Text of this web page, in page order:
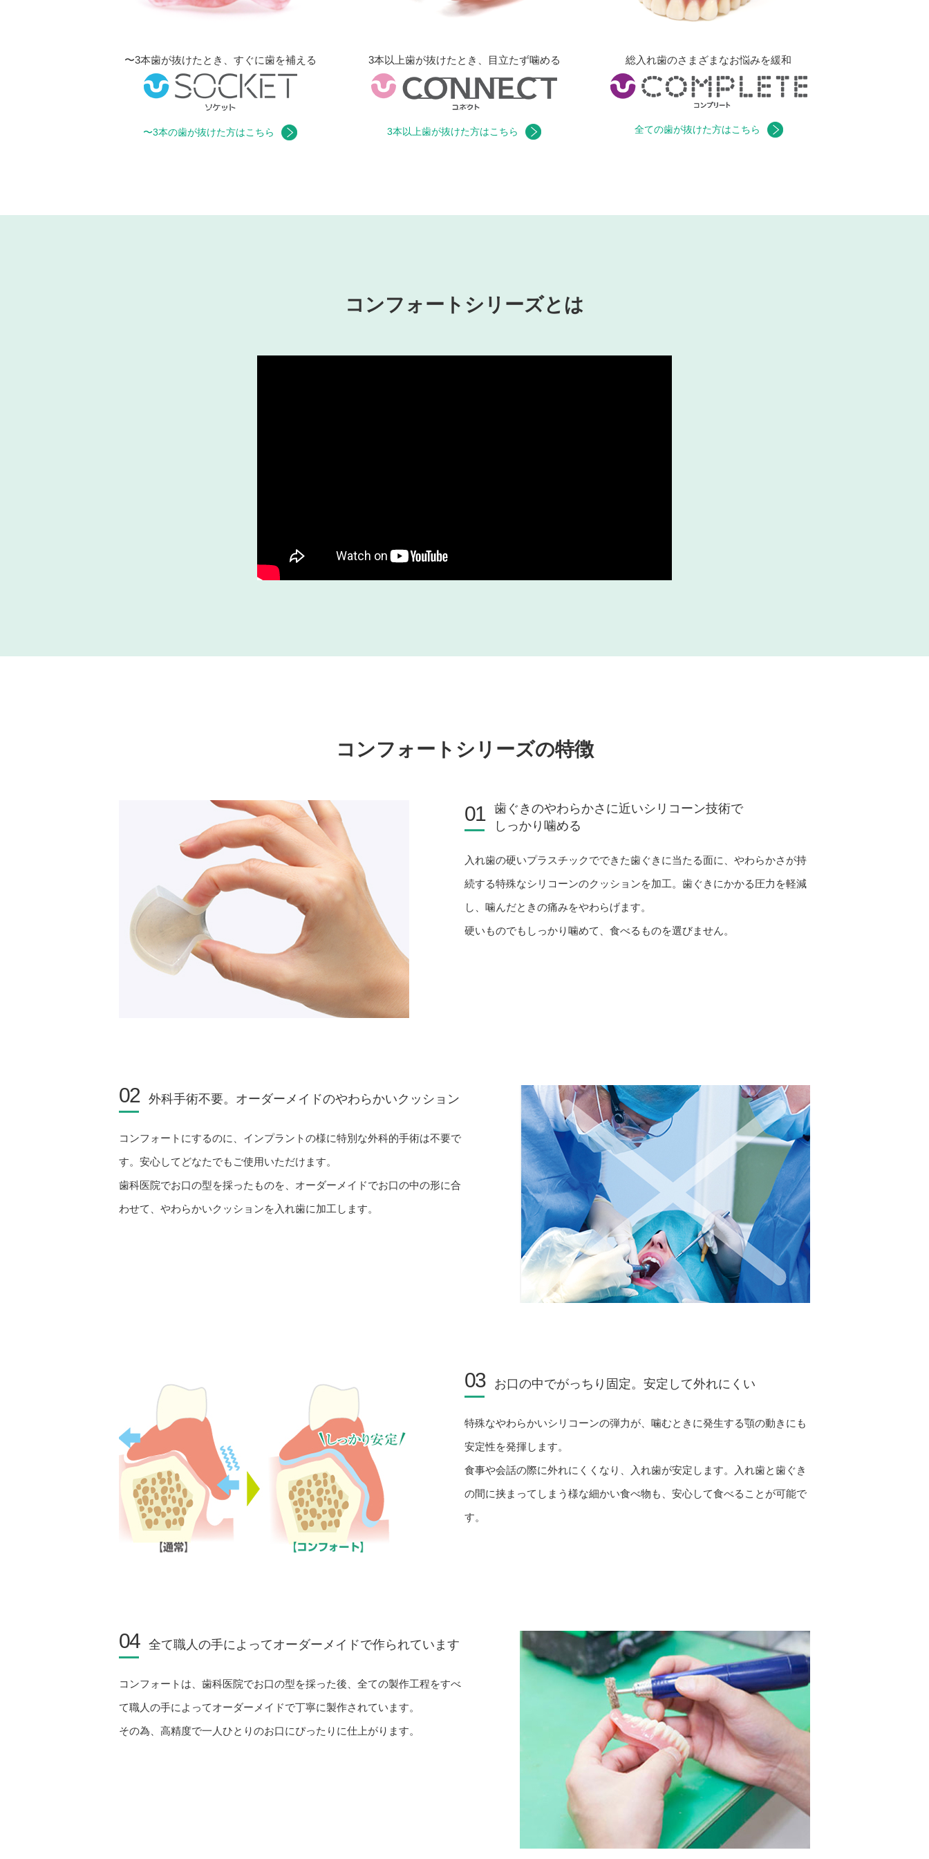
〜3本歯が抜けたとき、すぐに歯を補える
〜3本の歯が抜けた方はこちら
3本以上歯が抜けたとき、目立たず噛める
3本以上歯が抜けた方はこちら
総入れ歯のさまざまなお悩みを緩和
全ての歯が抜けた方はこちら
コンフォートシリーズとは
コンフォートシリーズの特徴
01
歯ぐきのやわらかさに近いシリコーン技術で
しっかり噛める
入れ歯の硬いプラスチックでできた歯ぐきに当たる面に、やわらかさが持
続する特殊なシリコーンのクッションを加工。歯ぐきにかかる圧力を軽減
し、噛んだときの痛みをやわらげます。
硬いものでもしっかり噛めて、食べるものを選びません。
02 外科手術不要。オーダーメイドのやわらかいクッション
コンフォートにするのに、インプラントの様に特別な外科的手術は不要で
す。安心してどなたでもご使用いただけます。
歯科医院でお口の型を採ったものを、オーダーメイドでお口の中の形に合
わせて、やわらかいクッションを入れ歯に加工します。
03 お口の中でがっちり固定。 安定して外れにくい
特殊なやわらかいシリコーンの弾力が、噛むときに発生する顎の動きにも
安定性を発揮します。
食事や会話の際に外れにくくなり、入れ歯が安定します。入れ歯と歯ぐき
の間に挟まってしまう様な細かい食べ物も、安心して食べることが可能で
す。
04 全て職人の手によってオーダーメイドで作られています
コンフォートは、歯科医院でお口の型を採った後、全ての製作工程をすべ
て職人の手によってオーダーメイドで丁寧に製作されています。
その為、高精度で一人ひとりのお口にぴったりに仕上がります。